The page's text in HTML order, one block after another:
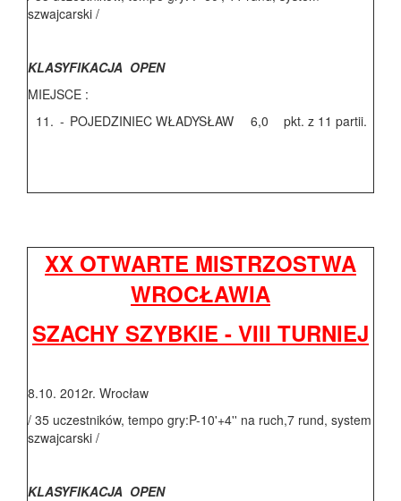
szwajcarski /
KLASYFIKACJA OPEN
MIEJSCE :
11. - POJEDZINIEC WŁADYSŁAW 6,0 pkt. z 11 partii.
XX OTWARTE MISTRZOSTWA
WROCŁAWIA
SZACHY SZYBKIE - VIII TURNIEJ
8.10. 2012r. Wrocław
/ 35 uczestników, tempo gry:P-10'+4'' na ruch,7 rund, system
szwajcarski /
KLASYFIKACJA OPEN